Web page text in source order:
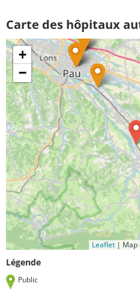
Carte des hôpitaux
+
−
Leaflet |
Légende
Public